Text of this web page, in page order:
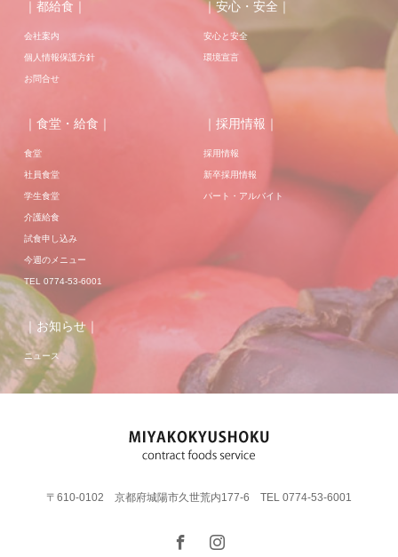
｜都給食｜
会社案内
個人情報保護方針
お問合せ
｜安心・安全｜
安心と安全
環境宣言
｜食堂・給食｜
食堂
社員食堂
学生食堂
介護給食
試食申し込み
今週のメニュー
TEL 0774-53-6001
｜採用情報｜
採用情報
新卒採用情報
パート・アルバイト
｜お知らせ｜
ニュース
〒610-0102 京都府城陽市久世荒内177-6 TEL 0774-53-6001